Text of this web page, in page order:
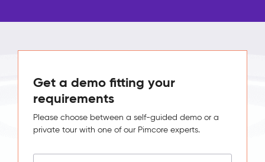
Get a demo fitting your
requirements
Please choose between a self-guided demo or a
private tour with one of our Pimcore experts.